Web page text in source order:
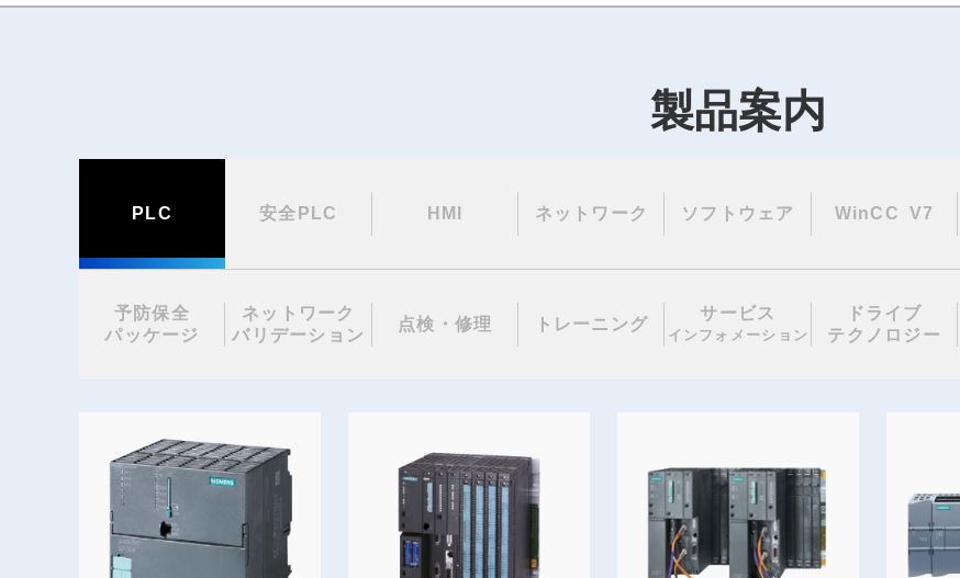
製品案内
PLC 安全PLC HMI ネットワーク ソフトウェア WinCC V7
予防保全
パッケージ
ネットワーク
バリデーション
点検・修理 トレーニング
サービス
インフォメーション
ドライブ
テクノロジー